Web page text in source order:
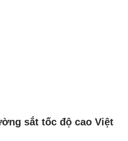
sắt tốc độ cao Việt